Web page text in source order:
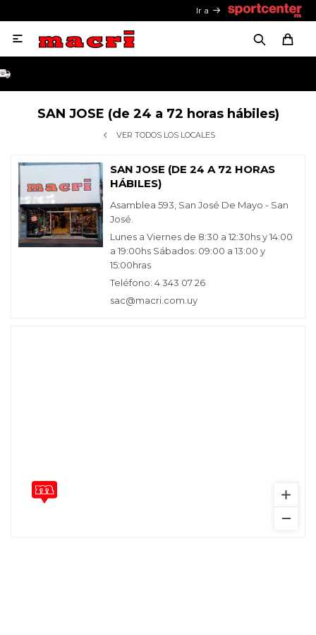
Ir a

SAN JOSE (de 24 a 72 horas hábiles)
VER TODOS LOS LOCALES
SAN JOSE (DE 24 A 72 HORAS
HÁBILES)
Asamblea 593, San José De Mayo - San
José.
Lunes a Viernes de 8:30 a 12:30hs y 14:00
a 19:00hs Sábados: 09:00 a 13:00 y
15:00hras
Teléfono: 4 343 07 26
sac@macri.com.uy